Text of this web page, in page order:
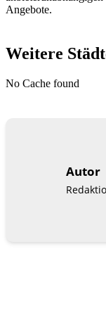
Angebote.
Weitere
No Cache found
Autor